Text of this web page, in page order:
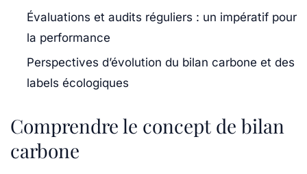
Évaluations et audits réguliers : un impératif pour
la performance
Perspectives d’évolution du bilan carbone et des
labels écologiques
Comprendre le concept de bilan
carbone